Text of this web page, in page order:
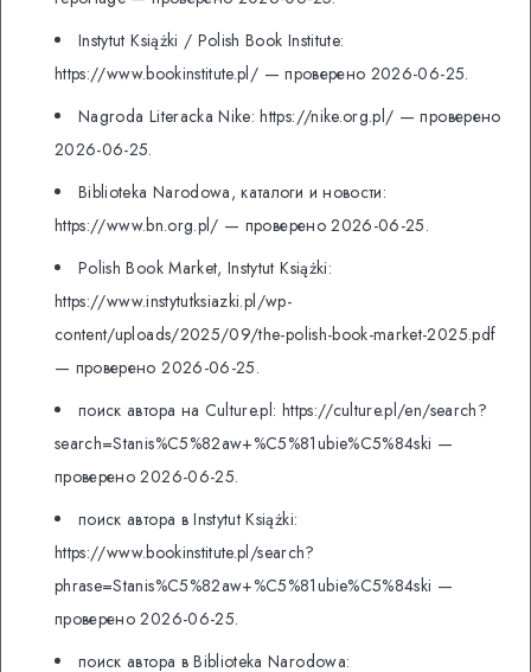
Instytut Książki / Polish Book Institute:
https://www.bookinstitute.pl/ — проверено 2026-06-25.
Nagroda Literacka Nike: https://nike.org.pl/ — проверено
2026-06-25.
Biblioteka Narodowa, каталоги и новости:
https://www.bn.org.pl/ — проверено 2026-06-25.
Polish Book Market, Instytut Książki:
https://www.instytutksiazki.pl/wp-
content/uploads/2025/09/the-polish-book-market-2025.pdf
— проверено 2026-06-25.
поиск автора на Culture.pl: https://culture.pl/en/search?
search=Stanis%C5%82aw+%C5%81ubie%C5%84ski —
проверено 2026-06-25.
поиск автора в Instytut Książki:
https://www.bookinstitute.pl/search?
phrase=Stanis%C5%82aw+%C5%81ubie%C5%84ski —
проверено 2026-06-25.
поиск автора в Biblioteka Narodowa: